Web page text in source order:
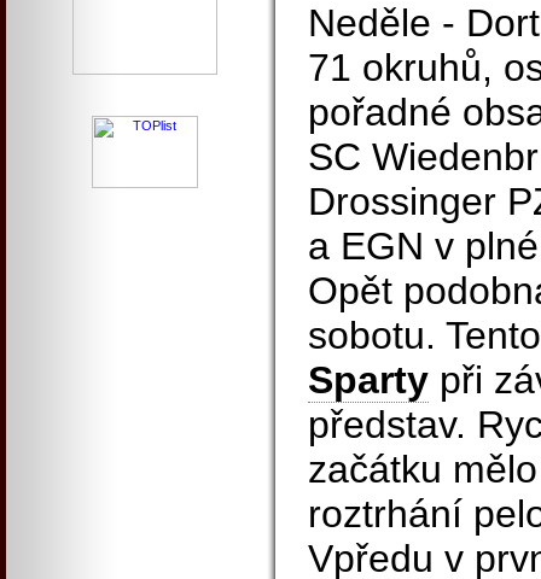
Neděle -
71 okruhů,
pořadné
SC
Drossinger
a EGN v
Opět
sobotu.
Sparty při
představ.
začátku
roztrhání
Vpředu v